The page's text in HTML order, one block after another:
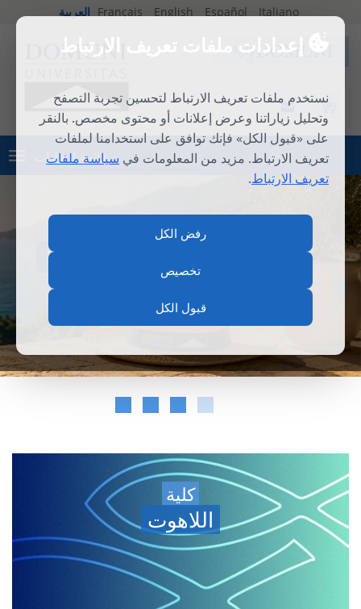
إعدادات ملفات تعريف الارتباط
نستخدم ملفات تعريف الارتباط لتحسين تجربة التصفح
وتحليل زياراتنا وعرض إعلانات أو محتوى مخصص. بالنقر
على «قبول الكل» فإنك توافق على استخدامنا لملفات
تعريف الارتباط. مزيد من المعلومات في سياسة ملفات
تعريف الارتباط.
رفض الكل
تخصيص
قبول الكل
Français English Español Italiano العربية
قائمة الطلبات تسجيل الدخول
كلية
اللاهوت